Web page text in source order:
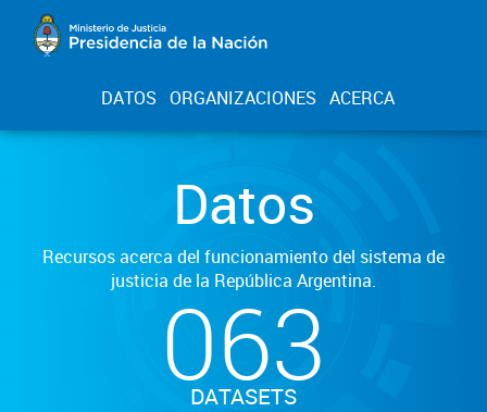
DATOS ORGANIZACIONES ACERCA
Datos
Recursos acerca del funcionamiento del sistema de
justicia de la República Argentina.
063
DATASETS